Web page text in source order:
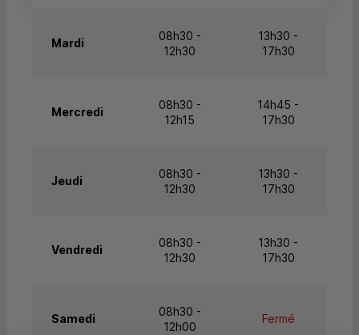
Mardi
08h30 -
12h30
13h30 -
17h30
Mercredi
08h30 -
12h15
14h45 -
17h30
Jeudi
08h30 -
12h30
13h30 -
17h30
Vendredi
08h30 -
12h30
13h30 -
17h30
Samedi
08h30 -
12h00
Fermé